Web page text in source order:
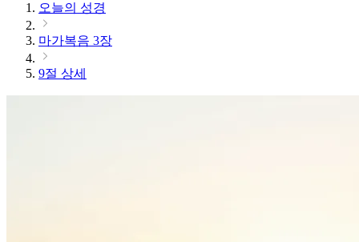
오늘의 성경
마가복음 3장
9절 상세